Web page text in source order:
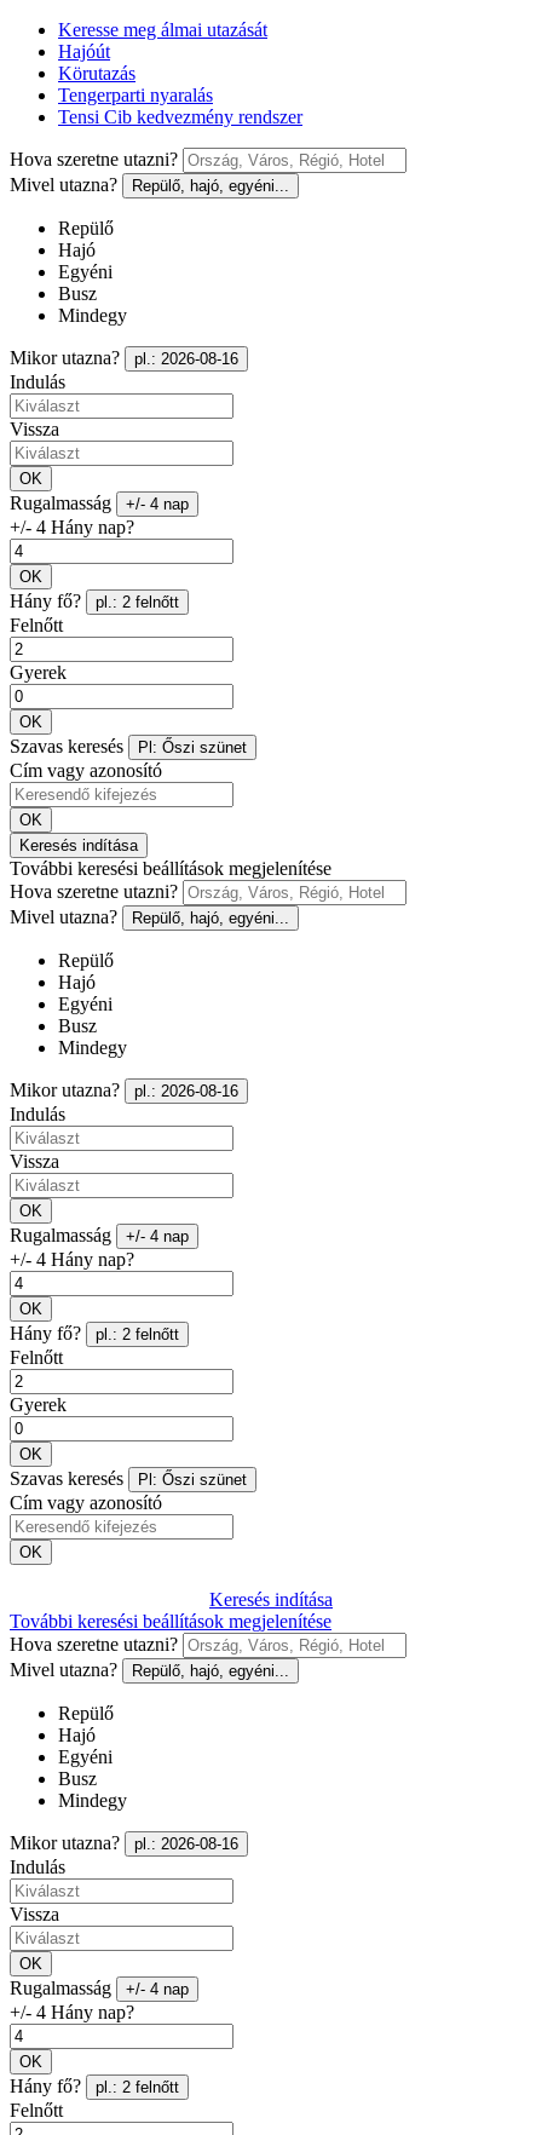
Keresse meg álmai utazását
Hajóút
Körutazás
Tengerparti nyaralás
Tensi Cib kedvezmény rendszer
Hova szeretne utazni?
Mivel utazna?
Repülő, hajó, egyéni...
Repülő
Hajó
Egyéni
Busz
Mindegy
Mikor utazna? pl.: 2026-08-16
Indulás
Vissza
OK
Rugalmasság +/- 4 nap
+/- 4 Hány nap?
OK
Hány fő? pl.: 2 felnőtt
Felnőtt
Gyerek
OK
Szavas keresés Pl: Őszi szünet
Cím vagy azonosító
OK
Keresés indítása
További keresési beállítások megjelenítése
Hova szeretne utazni?
Mivel utazna?
Repülő, hajó, egyéni...
Repülő
Hajó
Egyéni
Busz
Mindegy
Mikor utazna? pl.: 2026-08-16
Indulás
Vissza
OK
Rugalmasság +/- 4 nap
+/- 4 Hány nap?
OK
Hány fő? pl.: 2 felnőtt
Felnőtt
Gyerek
OK
Szavas keresés Pl: Őszi szünet
Cím vagy azonosító
OK
Keresés indítása
További keresési beállítások megjelenítése
Hova szeretne utazni?
Mivel utazna?
Repülő, hajó, egyéni...
Repülő
Hajó
Egyéni
Busz
Mindegy
Mikor utazna? pl.: 2026-08-16
Indulás
Vissza
OK
Rugalmasság +/- 4 nap
+/- 4 Hány nap?
OK
Hány fő? pl.: 2 felnőtt
Felnőtt